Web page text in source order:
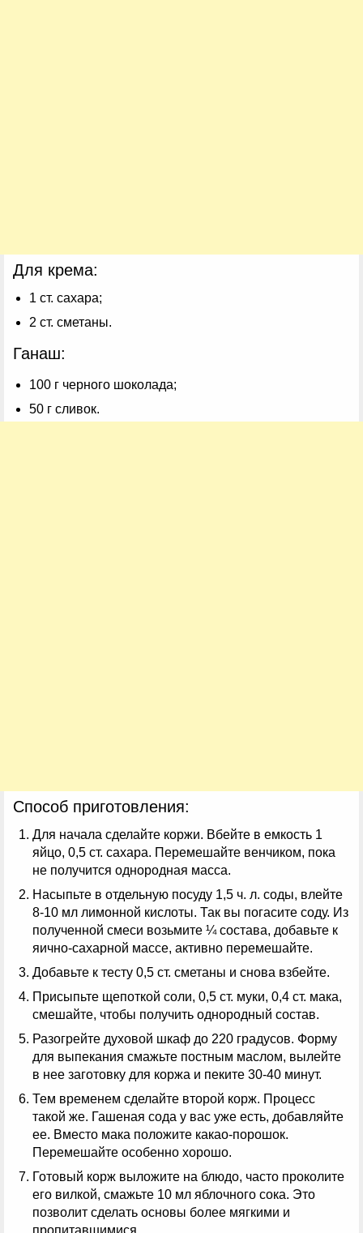
Для крема:
1 ст. сахара;
2 ст. сметаны.
Ганаш:
100 г черного шоколада;
50 г сливок.
Способ приготовления:
Для начала сделайте коржи. Вбейте в емкость 1
яйцо, 0,5 ст. сахара. Перемешайте венчиком, пока
не получится однородная масса.
Насыпьте в отдельную посуду 1,5 ч. л. соды, влейте
8-10 мл лимонной кислоты. Так вы погасите соду. Из
полученной смеси возьмите ¼ состава, добавьте к
яично-сахарной массе, активно перемешайте.
Добавьте к тесту 0,5 ст. сметаны и снова взбейте.
Присыпьте щепоткой соли, 0,5 ст. муки, 0,4 ст. мака,
смешайте, чтобы получить однородный состав.
Разогрейте духовой шкаф до 220 градусов. Форму
для выпекания смажьте постным маслом, вылейте
в нее заготовку для коржа и пеките 30-40 минут.
Тем временем сделайте второй корж. Процесс
такой же. Гашеная сода у вас уже есть, добавляйте
ее. Вместо мака положите какао-порошок.
Перемешайте особенно хорошо.
Готовый корж выложите на блюдо, часто проколите
его вилкой, смажьте 10 мл яблочного сока. Это
позволит сделать основы более мягкими и
пропитавшимися.